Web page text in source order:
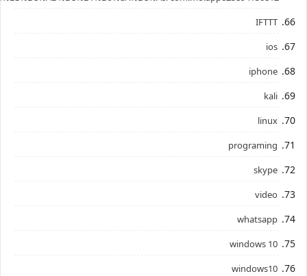
IFTTT
ios
iphone
kali
linux
programing
skype
video
whatsapp
windows 10
windows10